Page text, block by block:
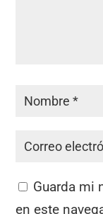
Guarda mi
en este